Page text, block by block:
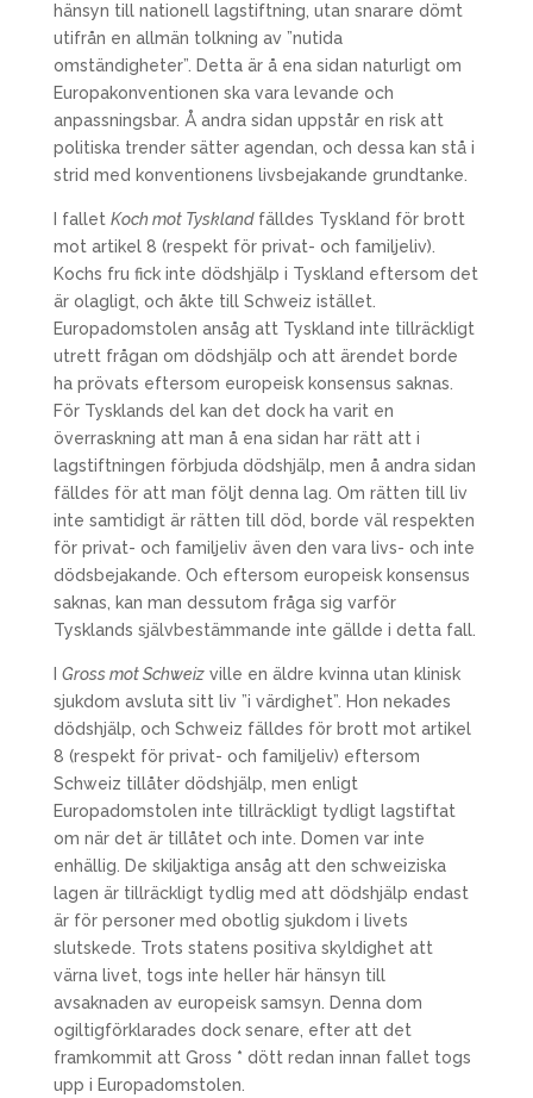
hänsyn till nationell lagstiftning, utan snarare dömt
utifrån en allmän tolkning av ”nutida
omständigheter”. Detta är å ena sidan naturligt om
Europakonventionen ska vara levande och
anpassningsbar. Å andra sidan uppstår en risk att
politiska trender sätter agendan, och dessa kan stå i
strid med konventionens livsbejakande grundtanke.
I fallet Koch mot Tysklandfälldes Tyskland för brott
mot artikel 8 (respekt för privat- och familjeliv).
Kochs fru fick inte dödshjälp i Tyskland eftersom det
är olagligt, och åkte till Schweiz istället.
Europadomstolen ansåg att Tyskland inte tillräckligt
utrett frågan om dödshjälp och att ärendet borde
ha prövats eftersom europeisk konsensus saknas.
För Tysklands del kan det dock ha varit en
överraskning att man å ena sidan har rätt att i
lagstiftningen förbjuda dödshjälp, men å andra sidan
fälldes för att man följt denna lag. Om rätten till liv
inte samtidigt är rätten till död, borde väl respekten
för privat- och familjeliv även den vara livs- och inte
dödsbejakande. Och eftersom europeisk konsensus
saknas, kan man dessutom fråga sig varför
Tysklands självbestämmande inte gällde i detta fall.
Gross mot Schweizville en äldre kvinna utan klinisk
sjukdom avsluta sitt liv ”i värdighet”. Hon nekades
dödshjälp, och Schweiz fälldes för brott mot artikel
8 (respekt för privat- och familjeliv) eftersom
Schweiz tillåter dödshjälp, men enligt
Europadomstolen inte tillräckligt tydligt lagstiftat
om när det är tillåtet och inte. Domen var inte
enhällig. De skiljaktiga ansåg att den schweiziska
lagen är tillräckligt tydlig med att dödshjälp endast
är för personer med obotlig sjukdom i livets
slutskede. Trots statens positiva skyldighet att
värna livet, togs inte heller här hänsyn till
avsaknaden av europeisk samsyn. Denna dom
ogiltigförklarades dock senare, efter att det
framkommit att Gross * dött redan innan fallet togs
upp i Europadomstolen.